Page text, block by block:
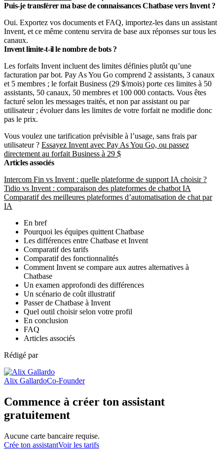
Puis-je transférer ma base de connaissances Chatbase vers Invent ?
Oui. Exportez vos documents et FAQ, importez-les dans un assistant
Invent, et ce même contenu servira de base aux réponses sur tous les
canaux.
Invent limite-t-il le nombre de bots ?
Les forfaits Invent incluent des limites définies plutôt qu’une
facturation par bot. Pay As You Go comprend 2 assistants, 3 canaux
et 5 membres ; le forfait Business (29 $/mois) porte ces limites à 50
assistants, 50 canaux, 50 membres et 100 000 contacts. Vous êtes
facturé selon les messages traités, et non par assistant ou par
utilisateur ; évoluer dans les limites de votre forfait ne modifie donc
pas le prix.
Vous voulez une tarification prévisible à l’usage, sans frais par
utilisateur ? Essayez Invent avec Pay As You Go, ou passez
directement au forfait Business à 29 $
Articles associés
Intercom Fin vs Invent : quelle plateforme de support IA choisir ?
Tidio vs Invent : comparaison des plateformes de chatbot IA
Comparatif des meilleures plateformes d’automatisation de chat par
IA
En bref
Pourquoi les équipes quittent Chatbase
Les différences entre Chatbase et Invent
Comparatif des tarifs
Comparatif des fonctionnalités
Comment Invent se compare aux autres alternatives à
Chatbase
Un examen approfondi des différences
Un scénario de coût illustratif
Passer de Chatbase à Invent
Quel outil choisir selon votre profil
En conclusion
FAQ
Articles associés
Rédigé par
Alix GallardoCo-Founder
Commence à créer ton assistant
gratuitement
Aucune carte bancaire requise.
Crée ton assistantVoir les tarifs